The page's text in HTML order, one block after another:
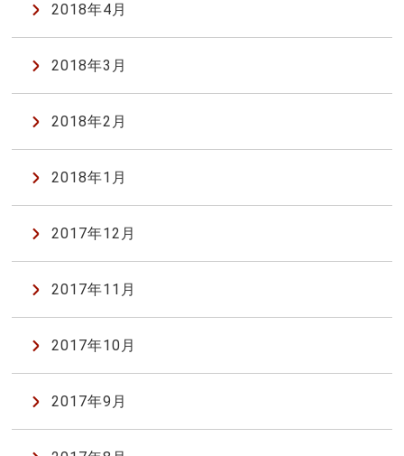
2018年4月
2018年3月
2018年2月
2018年1月
2017年12月
2017年11月
2017年10月
2017年9月